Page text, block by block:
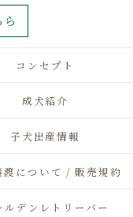
コンセプト
成犬紹介
子犬出産情報
渡について / 販売規約
ルデンレトリーバー